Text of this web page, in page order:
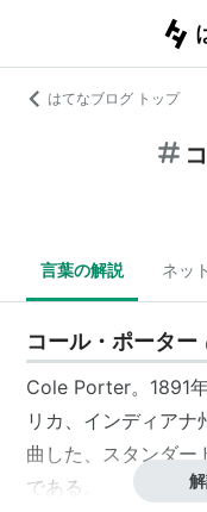
はてなブログ トップ
言葉の解説 ネッ
コール・ポーター
Cole Porter。1891
リカ、インディア
曲した、スタンダー
である。